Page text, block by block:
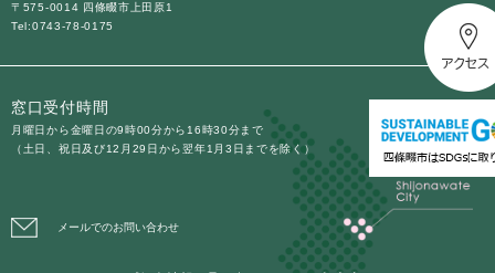
〒575-0014 四條畷市上田原1
Tel:0743-78-0175
窓口受付時間
月曜日から金曜日の9時00分から16時30分まで
（土日、祝日及び12月29日から翌年1月3日までを除く）
メールでのお問い合わせ